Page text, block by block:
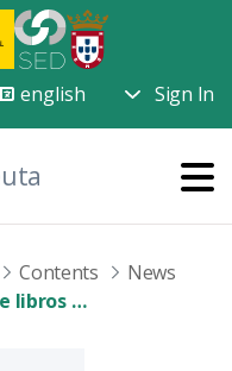
Sign In
Contents
News
Ayudas para la adquisión de libros y material didáctico e informático para alumnos/as 2026/2027.